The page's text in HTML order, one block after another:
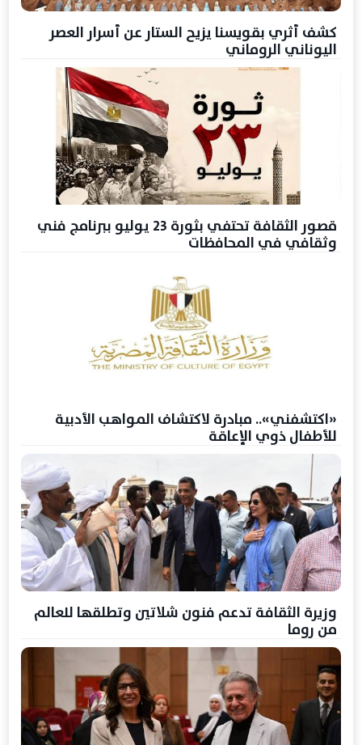
كشف أثري بقويسنا يزيح الستار عن أسرار العصر
اليوناني الروماني
قصور الثقافة تحتفي بثورة 23 يوليو ببرنامج فني
وثقافي في المحافظات
«اكتشفني».. مبادرة لاكتشاف المواهب الأدبية
للأطفال ذوي الإعاقة
وزيرة الثقافة تدعم فنون شلاتين وتطلقها للعالم
من روما